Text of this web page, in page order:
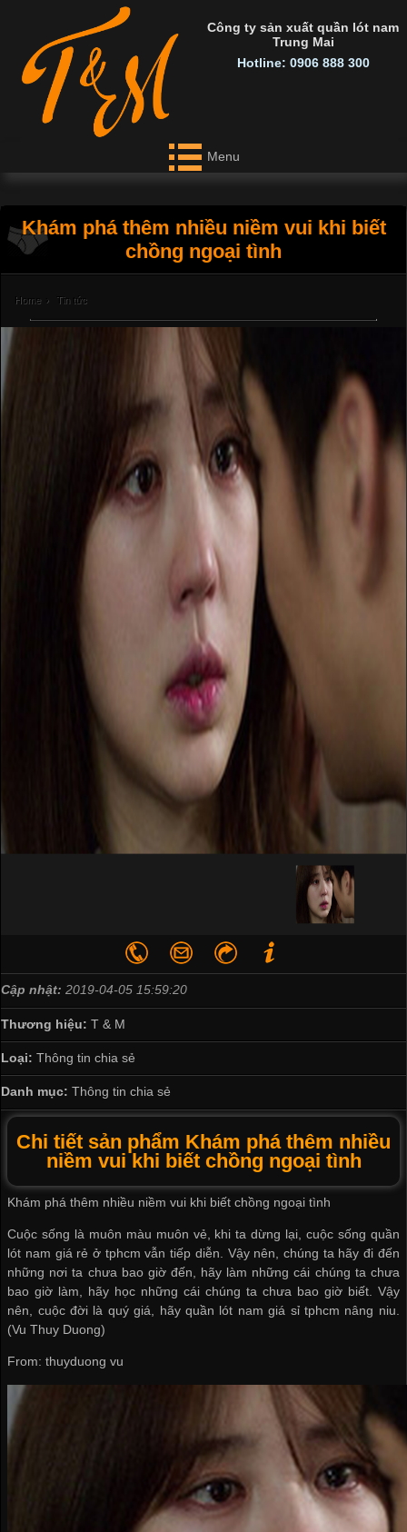
Công ty sản xuất quần lót nam
Trung Mai
Hotline: 0906 888 300
Menu
Khám phá thêm nhiều niềm vui khi biết
chồng ngoại tình
Home › Tin tức
Cập nhật: 2019-04-05 15:59:20
Thương hiệu: T & M
Loại: Thông tin chia sẻ
Danh mục: Thông tin chia sẻ
Chi tiết sản phẩm Khám phá thêm nhiều
niềm vui khi biết chồng ngoại tình
Khám phá thêm nhiều niềm vui khi biết chồng ngoại tình
Cuộc sống là muôn màu muôn vẻ, khi ta dừng lại, cuộc sống quần
lót nam giá rẻ ở tphcm vẫn tiếp diễn. Vậy nên, chúng ta hãy đi đến
những nơi ta chưa bao giờ đến, hãy làm những cái chúng ta chưa
bao giờ làm, hãy học những cái chúng ta chưa bao giờ biết. Vậy
nên, cuộc đời là quý giá, hãy quần lót nam giá sỉ tphcm nâng niu.
(Vu Thuy Duong)
From: thuyduong vu